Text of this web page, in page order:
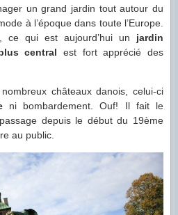
un grand jardin tout autour du
à l’époque dans toute l’Europe.
ce qui est aujourd’hui un jardin
central est fort apprécié des
châteaux danois, celui-ci
ni bombardement. Ouf! Il fait le
depuis le début du 19ème
au public.